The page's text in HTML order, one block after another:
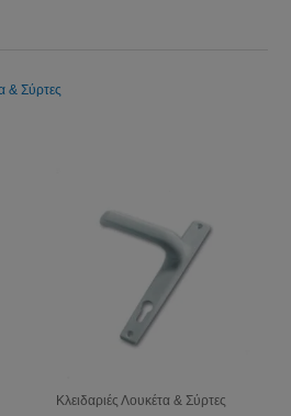
& Σύρτες
Κλειδαριές Λουκέτα & Σύρτες